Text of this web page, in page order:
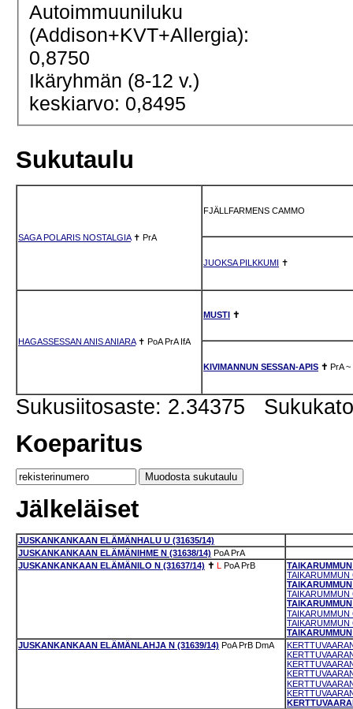
Autoimmuuniluku
(Addison+KVT+Allergia):
0,8750
Ikäryhmän (8-12 v.)
keskiarvo: 0,8495
Sukutaulu
SAGA POLARIS NOSTALGIA✝ PrA
FJÄLLFARMENS CAMMO
JUOKSA PILKKUMI ✝
HAGASSESSAN ANIS ANIARA✝ PoA PrA IfA
MUSTI ✝
KIVIMANNUN SESSAN-APIS ✝ PrA ~
Sukusiitosaste: 2.34375
Koeparitus
Jälkeläiset
JUSKANKANKAAN ELÄMÄNHALU U (31635/14)
JUSKANKANKAAN ELÄMÄNIHME N (31638/14) PoA PrA
JUSKANKANKAAN ELÄMÄNILO N (31637/14) ✝ PoA PrB
JUSKANKANKAAN ELÄMÄNLAHJA N (31639/14) PoA PrB DmA